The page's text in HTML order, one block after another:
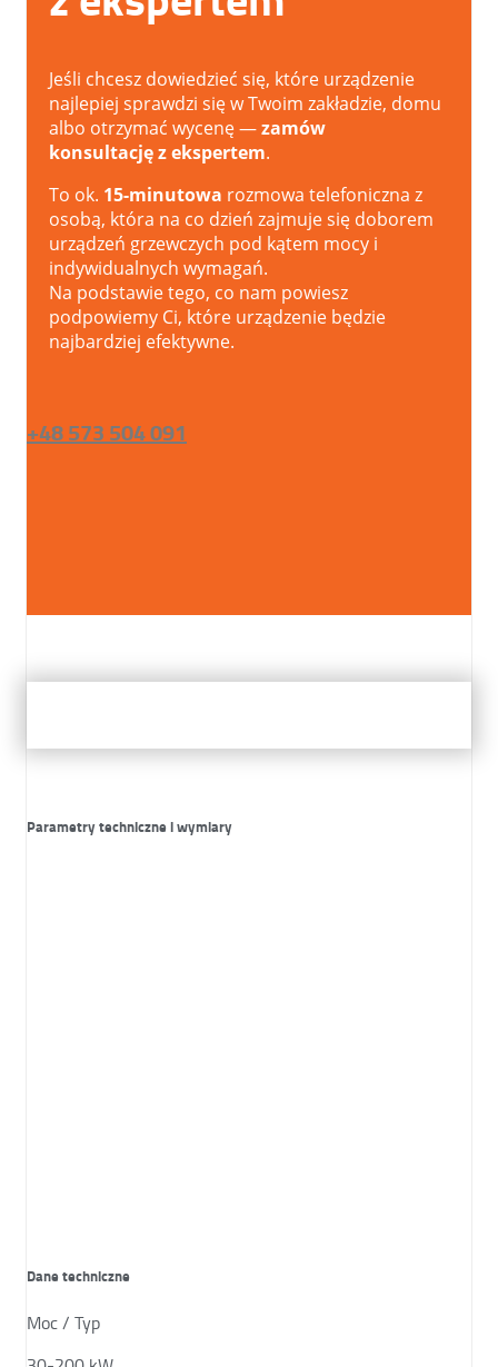
Jeśli chcesz dowiedzieć się, które urządzenie
najlepiej sprawdzi się w Twoim zakładzie, domu
albo otrzymać wycenę —zamów
konsultację z ekspertem.
To ok. 15-minutowa rozmowa telefoniczna z
osobą, która na co dzień zajmuje się doborem
urządzeń grzewczych pod kątem mocy i
indywidualnych wymagań.
Na podstawie tego, co nam powiesz
podpowiemy Ci, które urządzenie będzie
najbardziej efektywne.
+48 573 504 091
Parametry techniczne i wymiary
Dane techniczne
Moc / Typ